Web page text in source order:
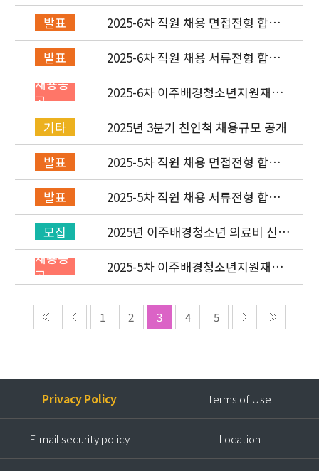
발표
2025-6차 직원 채용 면접전형 합격
자 발표 및 적격심사 안내
발표
2025-6차 직원 채용 서류전형 합격
자 발표 및 면접전형 안내
채용공
고
2025-6차 이주배경청소년지원재단
직원(기획운영실) 채용공고
(~11/16)
기타
2025년 3분기 친인척 채용규모 공개
발표
2025-5차 직원 채용 면접전형 합격
자 발표 및 적격심사 안내
발표
2025-5차 직원 채용 서류전형 합격
자 발표 및 면접전형 안내
모집
2025년 이주배경청소년 의료비 신청
(3차) 안내
채용공
고
2025-5차 이주배경청소년지원재단
직원(개발협력부) 채용공고 (~9/14)
1 2 3 4 5
Privacy Policy Terms of Use
E-mail security policy Location